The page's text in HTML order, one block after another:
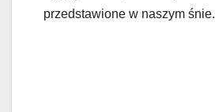
przedstawione w naszym śnie.